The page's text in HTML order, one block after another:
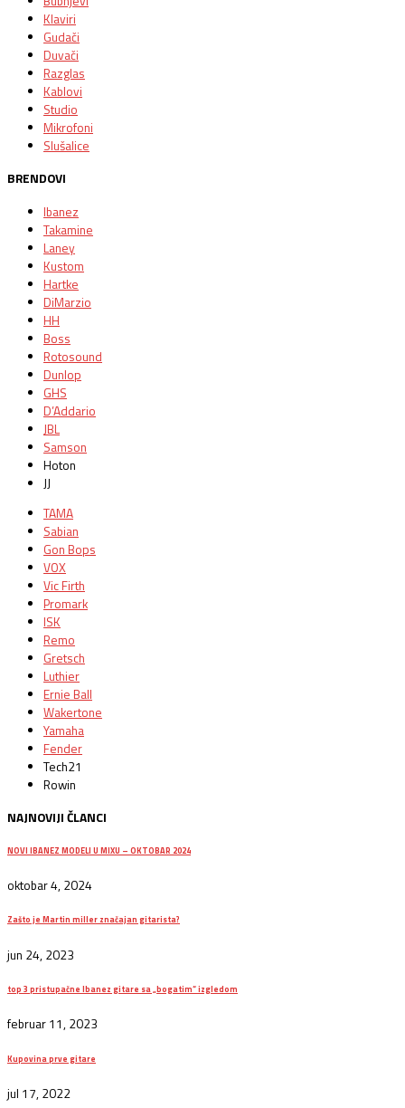
Klaviri
Gudači
Duvači
Razglas
Kablovi
Studio
Mikrofoni
Slušalice
BRENDOVI
Ibanez
Takamine
Laney
Kustom
Hartke
DiMarzio
HH
Boss
Rotosound
Dunlop
GHS
D’Addario
JBL
Samson
Hoton
JJ
TAMA
Sabian
Gon Bops
VOX
Vic Firth
Promark
ISK
Remo
Gretsch
Luthier
Ernie Ball
Wakertone
Yamaha
Fender
Tech21
Rowin
NAJNOVIJI ČLANCI
NOVI IBANEZ MODELI U MIXU – OKTOBAR 2024
oktobar 4, 2024
Zašto je Martin miller značajan gitarista?
jun 24, 2023
top 3 pristupačne Ibanez gitare sa „bogatim“ izgledom
februar 11, 2023
Kupovina prve gitare
jul 17, 2022